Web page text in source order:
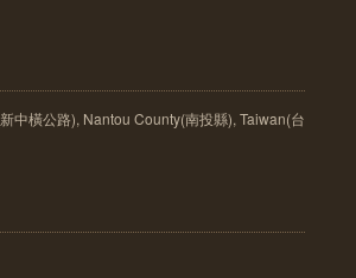
中橫公路), Nantou County(南投縣), Taiwan(台